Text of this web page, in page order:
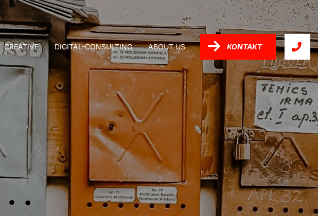
CREATIVE DIGITAL-CONSULTING ABOUT US KONTAKT